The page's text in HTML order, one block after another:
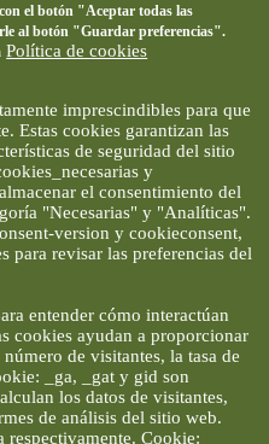
el botón "Aceptar todas las
al botón "Guardar preferencias".
Política de cookies
imprescindibles para que
Estas cookies garantizan las
de seguridad del sitio
y
el consentimiento del
"Necesarias" y "Analíticas".
version y cookieconsent,
para revisar las preferencias del
entender cómo interactúan
cookies ayudan a proporcionar
de visitantes, la tasa de
_ga, _gat y gid son
los datos de visitantes,
de análisis del sitio web.
Cookie: